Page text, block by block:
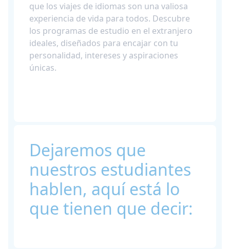
que los viajes de idiomas son una valiosa
experiencia de vida para todos. Descubre
los programas de estudio en el extranjero
ideales, diseñados para encajar con tu
personalidad, intereses y aspiraciones
únicas.
Dejaremos que
nuestros estudiantes
hablen, aquí está lo
que tienen que decir: